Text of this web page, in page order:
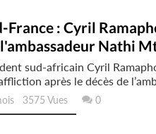
France : Cyril
Nathi
sud-africain Cyril
après le décès de
3575 Vues 0